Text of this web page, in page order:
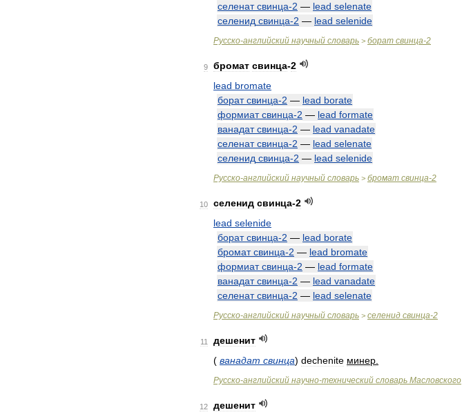
селенат свинца-2 — lead selenate
селенид свинца-2 — lead selenide
Русско-английский научный словарь > борат свинца-2
9 бромат свинца-2
lead bromate
борат свинца-2 — lead borate
формиат свинца-2 — lead formate
ванадат свинца-2 — lead vanadate
селенат свинца-2 — lead selenate
селенид свинца-2 — lead selenide
Русско-английский научный словарь > бромат свинца-2
10 селенид свинца-2
lead selenide
борат свинца-2 — lead borate
бромат свинца-2 — lead bromate
формиат свинца-2 — lead formate
ванадат свинца-2 — lead vanadate
селенат свинца-2 — lead selenate
Русско-английский научный словарь > селенид свинца-2
11
дешенит
( ванадат свинца) dechenite минер
Русско-английский научно-технический словарь Масловского
12
дешенит